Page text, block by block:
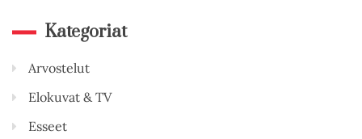
Kategoriat
Arvostelut
Elokuvat & TV
Esseet